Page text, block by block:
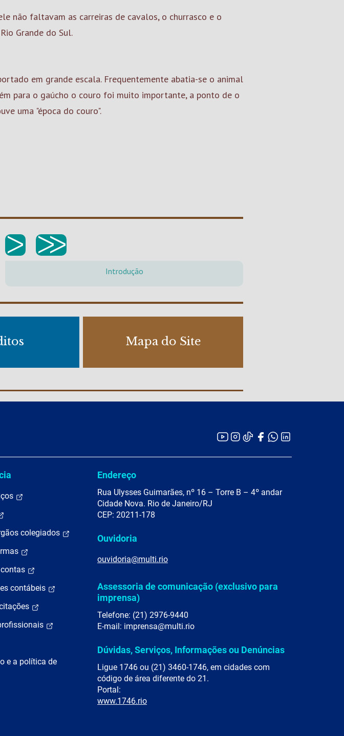
não faltavam as carreiras de cavalos, o churrasco e o
Grande do Sul.
em grande escala. Frequentemente abatia-se o animal
para o gaúcho o couro foi muito importante, a ponto de o
uma "época do couro".
> >>
Introdução
Mapa do Site
colegiados
contábeis
e a política de
Endereço
Rua Ulysses Guimarães, nº 16 – Torre B – 4º andar
Cidade Nova. Rio de Janeiro/RJ
CEP: 20211-178
Ouvidoria
ouvidoria@multi.rio
Assessoria de comunicação (exclusivo para
imprensa)
Telefone: (21) 2976-9440
E-mail: imprensa@multi.rio
Dúvidas, Serviços, Informações ou Denúncias
Ligue 1746 ou (21) 3460-1746, em cidades com
código de área diferente do 21.
Portal:
www.1746.rio